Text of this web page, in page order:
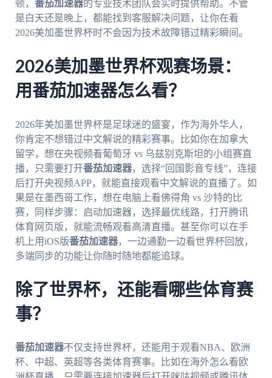
顿， 番茄加速器的专业技术团队会实时提供帮助。不管
是白天还是晚上，都能找到客服解决问题，让你在看
2026美加墨世界杯时不会因为技术故障错过精彩瞬间。
2026美加墨世界杯观赛场景：
用番茄加速器怎么看？
2026年美加墨世界杯是足球迷的盛宴，作为海外华人，
你肯定不想错过中文解说的精彩赛事。比如你在加拿大
留学，想在央视频看葡萄牙 vs 乌兹别克斯坦的小组赛直
播，只需要打开番茄加速器，选择“回国影音专线”，连接
后打开央视频APP，就能直接观看中文解说的直播了。如
果是在墨西哥工作，想在电脑上看佛得角 vs 沙特的比
赛，同样步骤：启动加速器，选择最优线路，打开腾讯
体育网页版，就能流畅观看高清直播。甚至你可以在手
机上用iOS版番茄加速器，一边通勤一边看世界杯回放，
多端同步的功能让你随时随地都能追球。
除了世界杯，还能看哪些体育赛
事？
番茄加速器不仅支持世界杯，还能用于观看NBA、欧洲
杯、中超、英超等各类体育赛事。比如在海外怎么看欧